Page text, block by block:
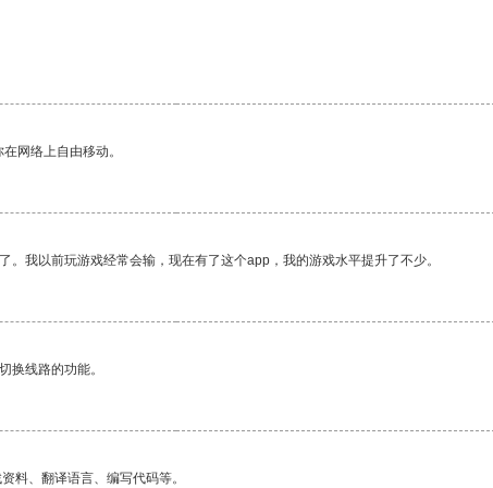
网络上自由移动。
我以前玩游戏经常会输，现在有了这个app，我的游戏水平提升了不少。
换线路的功能。
料、翻译语言、编写代码等。